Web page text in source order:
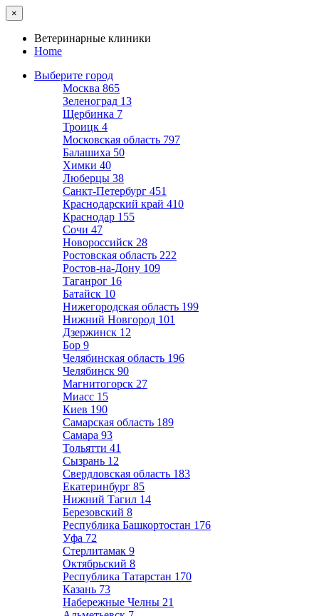
×
Ветеринарные клиники
Home
Выберите город
Москва 865
Зеленоград 13
Щербинка 7
Троицк 4
Московская область 797
Балашиха 50
Химки 40
Люберцы 38
Санкт-Петербург 451
Краснодарский край 410
Краснодар 155
Сочи 47
Новороссийск 28
Ростовская область 222
Ростов-на-Дону 109
Таганрог 16
Батайск 10
Нижегородская область 199
Нижний Новгород 101
Дзержинск 12
Бор 9
Челябинская область 196
Челябинск 90
Магнитогорск 27
Миасс 15
Киев 190
Самарская область 189
Самара 93
Тольятти 41
Сызрань 12
Свердловская область 183
Екатеринбург 85
Нижний Тагил 14
Березовский 8
Республика Башкортостан 176
Уфа 72
Стерлитамак 9
Октябрьский 8
Республика Татарстан 170
Казань 73
Набережные Челны 21